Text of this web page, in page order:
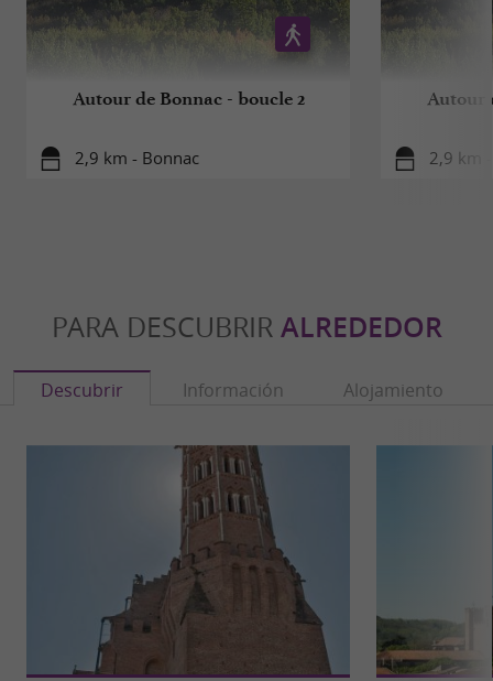
Autour de Bonnac - boucle 2
2,9 km - Bonnac
Autour
2,9 km
PARA DESCUBRIR ALREDEDOR
Descubrir Información Alojamiento